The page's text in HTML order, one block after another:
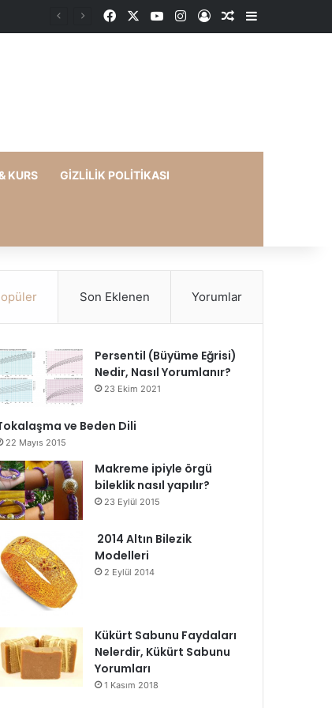
FacebookYouTubeInstagram
Kayıt OlRastgele Makale
Kenar
KURS GIZLILIK POLITIKASI
Son Eklenen Yorumlar
Persentil (Büyüme Eğrisi)
Nedir, Nasıl Yorumlanır?
23 Ekim 2021
ve Beden Dili
22 Mayıs 2015
Makreme ipiyle örgü
bileklik nasıl yapılır?
23 Eylül 2015
2014 Altın Bilezik
Modelleri
2 Eylül 2014
Kükürt Sabunu Faydaları
Nelerdir, Kükürt Sabunu
Yorumları
1 Kasım 2018